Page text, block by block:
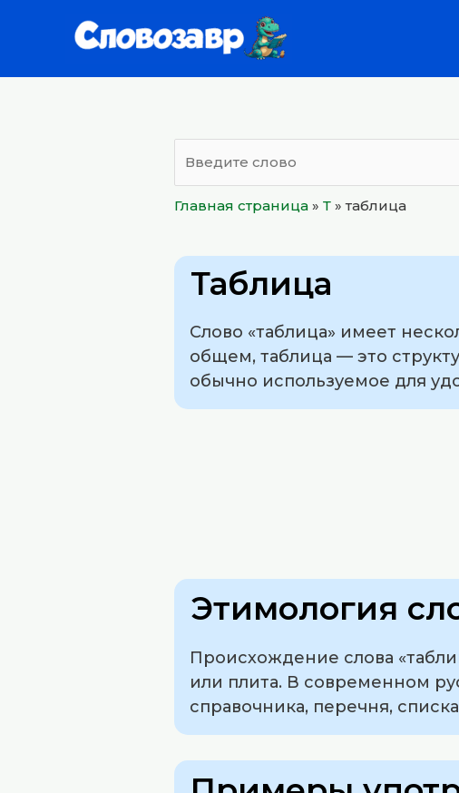
Главная страница » Т »таблица
Таблица
Слово «таблица» имеет
общем, таблица — это
обычно используемое для
Этимология
Происхождение слова
или плита. В современном
справочника, перечня,